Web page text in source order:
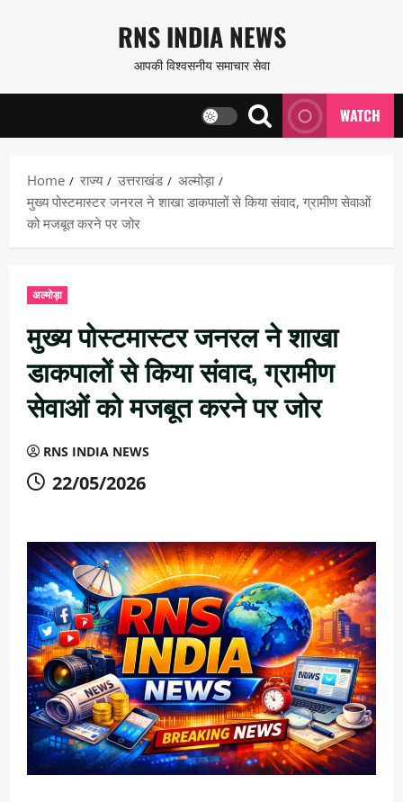
content
RNS INDIA NEWS
आपकी विश्वसनीय समाचार सेवा
WATCH
Home राज्य उत्तराखंड
अल्मोड़ा
मुख्य पोस्टमास्टर जनरल ने शाखा डाकपालों से किया संवाद, ग्रामीण सेवाओं
को मजबूत करने पर जोर
अल्मोड़ा
मुख्य पोस्टमास्टर जनरल ने शाखा
डाकपालों से किया संवाद, ग्रामीण
सेवाओं को मजबूत करने पर जोर
RNS INDIA NEWS
22/05/2026